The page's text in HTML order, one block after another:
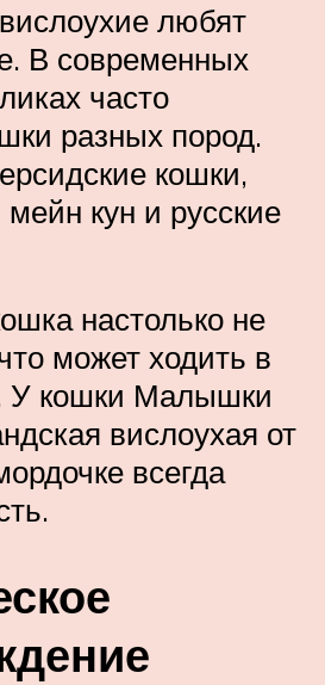
любят
В современных
часто
разных пород.
кошки,
кун и русские
настолько не
может ходить в
У кошки Малышки
вислоухая от
всегда